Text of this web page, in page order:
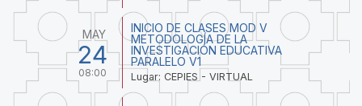
MAY
24
08:00
INICIO DE CLASES MOD V
METODOLOGÍA DE LA
INVESTIGACIÓN EDUCATIVA
PARALELO V1
Lugar: CEPIES - VIRTUAL